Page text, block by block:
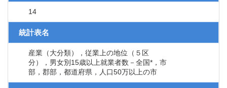
14
統計表名
産業（大分類），従業上の地位（５区
分），男女別15歳以上就業者数－全国*，市
部，郡部，都道府県，人口50万以上の市